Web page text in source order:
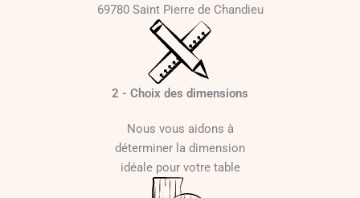
69780 Saint Pierre de Chandieu
2 - Choix des dimensions
Nous vous aidons à
déterminer la dimension
idéale pour votre table